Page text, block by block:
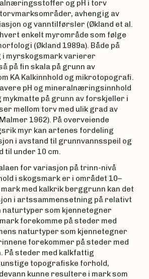
og pH i torv
avhengig av
og vanntilførsler (Økland et al.
enkelt myrområde som følge
(Økland 1989a). Både på
i myrskogsmark varierer
på fin skala på grunn av
KA Kalkinnhold og mikrotopografi.
pH og mineralnæringsinnhold
mykmatte på grunn av forskjeller i
mellom torv med ulik grad av
1962). På overveiende
myr kan artenes fordeling
i avstand til grunnvannsspeil og
til under 10 cm.
for variasjon på trinn-nivå
i skogsmark er i området 10–
mark med kalkrik berggrunn kan det
i artssammensetning på relativt
naturtyper som kjennetegner
forekomme på steder med
naturtyper som kjennetegner
forekommer på steder med
På steder med kalkfattig
topografiske forhold,
kunne resultere i mark som